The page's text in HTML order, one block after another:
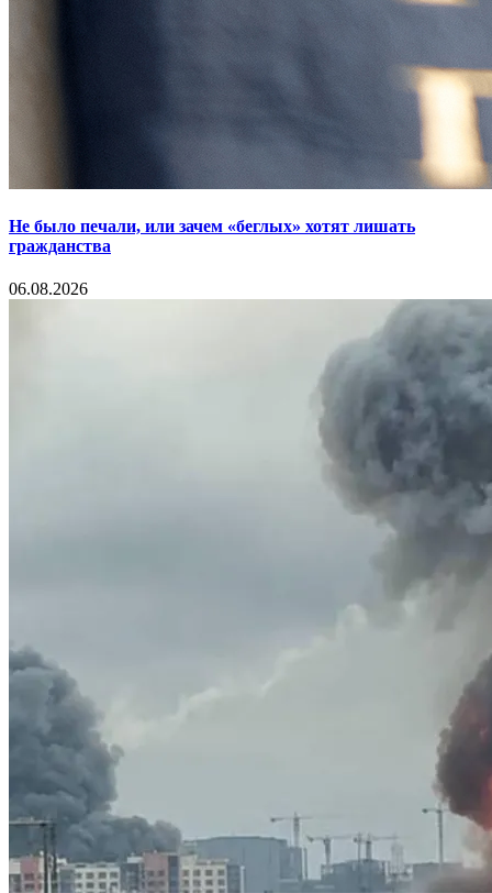
Не было печали, или зачем «беглых» хотят лишать
гражданства
06.08.2026